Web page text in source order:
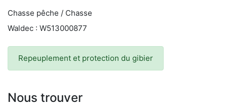
Chasse pêche / Chasse
Waldec : W513000877
Repeuplement et protection du gibier
Nous trouver